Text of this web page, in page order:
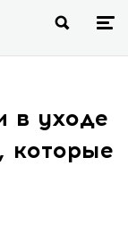
в уходе
которые